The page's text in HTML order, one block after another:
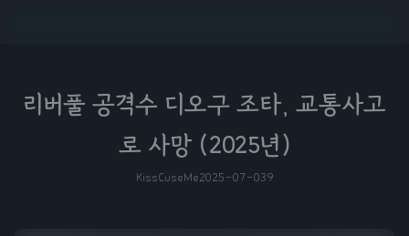
리버풀 공격수 디오구 조타, 교통사고
로 사망 (2025년)
KissCuseMe2025-07-039